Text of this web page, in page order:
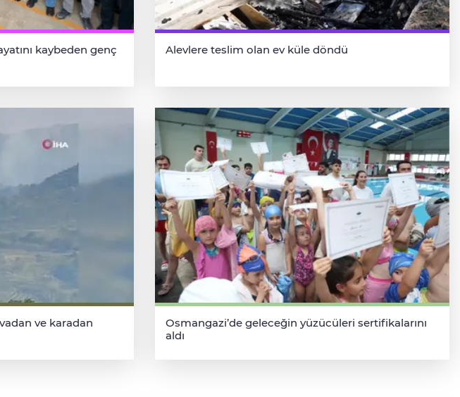
kaybeden genç
Alevlere teslim olan ev küle döndü
ve karadan
Osmangazi’de geleceğin yüzücüleri sertifikalarını
aldı